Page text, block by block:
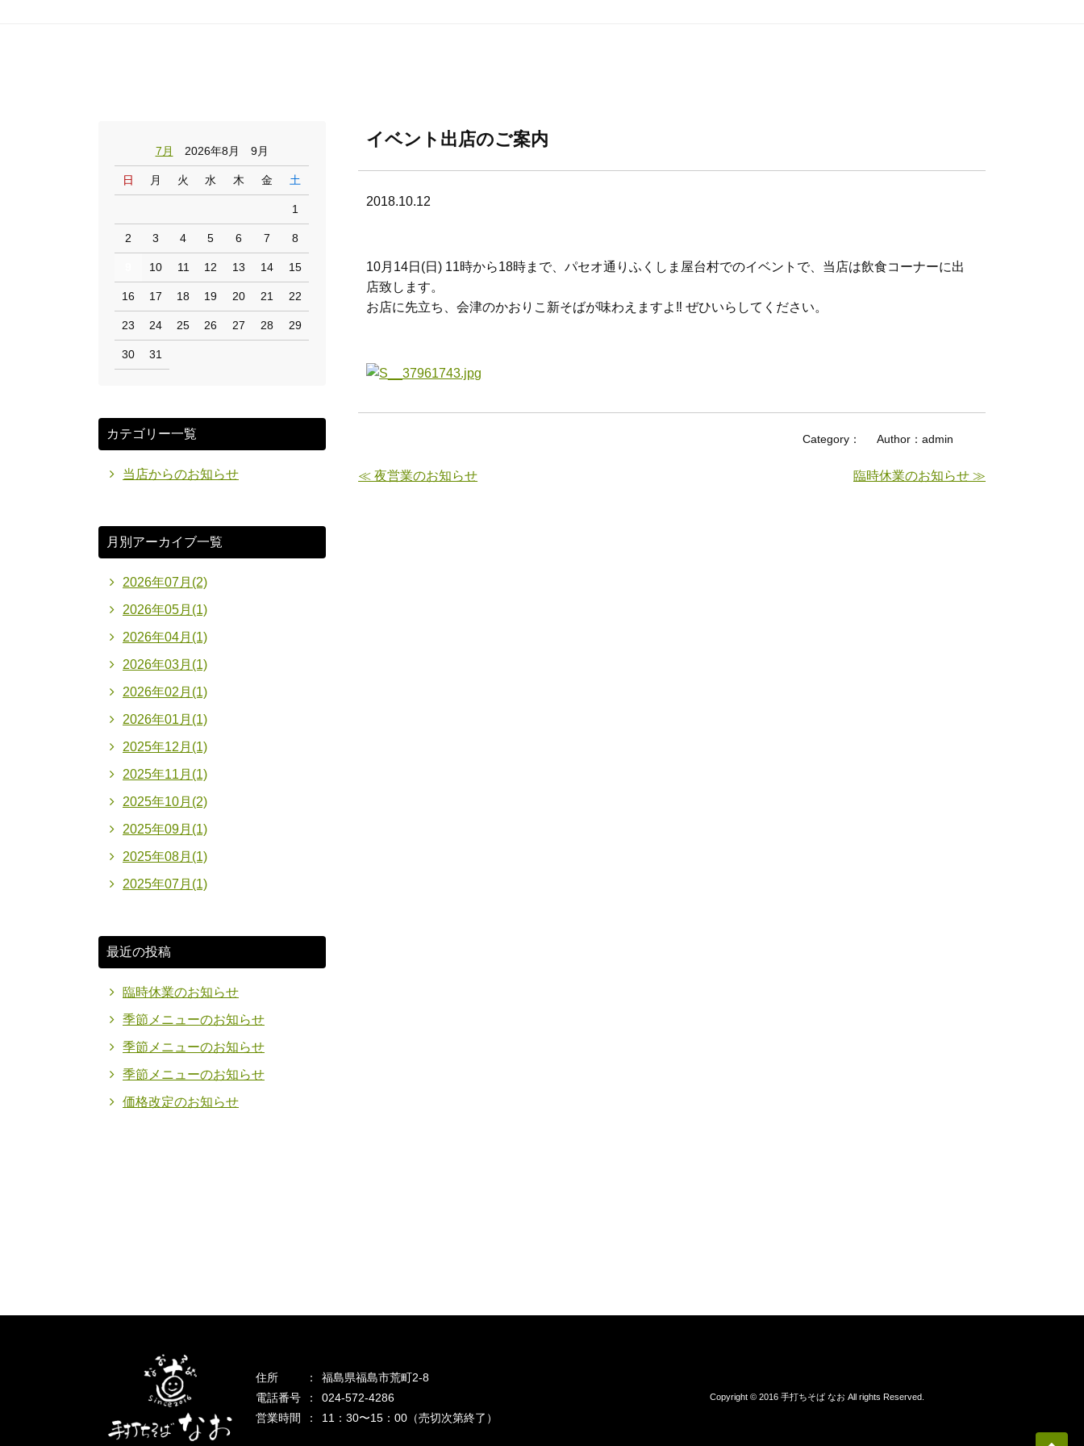
イベント出店のご案内
2018.10.12
10月14日(日) 11時から18時まで、パセオ通りふくしま屋台村でのイベントで、当店は飲食コーナーに出
店致します。
お店に先立ち、会津のかおりこ新そばが味わえますよ‼ ぜひいらしてください。
Category： Author：admin
≪ 夜営業のお知らせ 臨時休業のお知らせ ≫
7月 2026年8月 9月
日 月 火 水 木 金 土
1
2 3 4 5 6 7 8
10 11 12 13 14 15
16 17 18 19 20 21 22
23 24 25 26 27 28 29
30 31
カテゴリー一覧
当店からのお知らせ
月別アーカイブ一覧
2026年07月(2)
2026年05月(1)
2026年04月(1)
2026年03月(1)
2026年02月(1)
2026年01月(1)
2025年12月(1)
2025年11月(1)
2025年10月(2)
2025年09月(1)
2025年08月(1)
2025年07月(1)
最近の投稿
臨時休業のお知らせ
季節メニューのお知らせ
季節メニューのお知らせ
季節メニューのお知らせ
価格改定のお知らせ
住所
福島県福島市荒町2-8
電話番号
024-572-4286
営業時間
11：30〜15：00（売切次第終了）
Copyright © 2016 手打ちそば なお All rights Reserved.